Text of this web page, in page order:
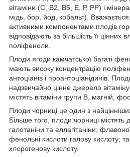
вітаміни (С, В2, В6, Е, Р, РР) і
мідь, бор, йод, кобальт).
активними компонентами плодів
відповідають за більшість її цінних
поліфеноли.
Плоди ягоди камчатської багаті
мають високу концентрацію
антоціанів і проантоціанідинів.
надзвичайно цінне джерело
містять вітаміни групи В, магній,
Плоди чорниці це один з
Більше того, плоди чорниці містять
галотаніни та еллагітаніни;
фенольні кислоти галову кислоту; та
хлорогенову кислоту.